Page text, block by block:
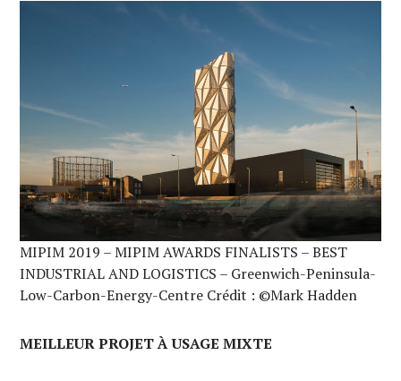
MIPIM 2019 – MIPIM AWARDS FINALISTS – BEST
INDUSTRIAL AND LOGISTICS – Greenwich-Peninsula-
Low-Carbon-Energy-Centre Crédit : ©Mark Hadden
MEILLEUR PROJET À USAGE MIXTE